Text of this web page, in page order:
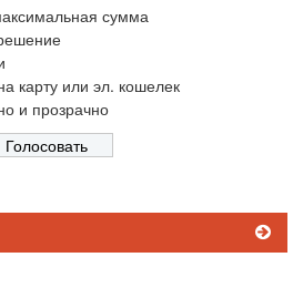
сумма
карту или эл. кошелек
и прозрачно